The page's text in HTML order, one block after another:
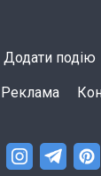
Додати подію
Реклама